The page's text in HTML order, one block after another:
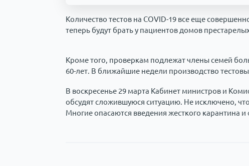
Количество тестов на COVID-19 все еще
теперь будут брать у пациентов домов
Кроме того, проверкам подлежат члены семей
60-лет. В ближайшие недели производство
В воскресенье 29 марта Кабинет министров и
обсудят сложившуюся ситуацию. Не исключено,
Многие опасаются введения жесткого карантина